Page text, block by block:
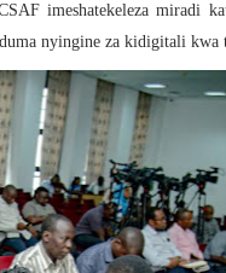
imeshatekeleza miradi
nyingine za kidigitali